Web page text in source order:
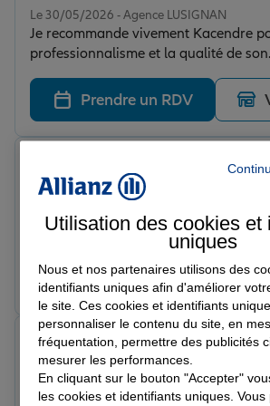
Le 30/05/2026 - Agence LUSIGNAN
Je recommande vivement Kacendre
professionnalisme et la qualité de son
accompagnement. Elle a su répondre
questions avec clarté et m’a conseillé
efficace en fonction de mes besoins.
réactivité et sa bonne humeur sont
recommande sans hésitation !
Prendre un RDV
Note de 5 sur 5
Le 29/05/2026 - Agence LUSIGNAN
Manon DABIN est la meilleure
J’ai hâte de la voir à l’agence de Rouillé ! Bravo
travail très professionnel.
Prendre un RDV
Le 29/05/2026 - Agence LUSIGNAN
Kacendre est une conseillère
Sarah g.
Utilisation des cookies et
uniques
Nous et nos partenaires utilisons des
identifiants uniques afin d'améliorer
le site. Ces cookies et identifiants
personnaliser le contenu du site, en
fréquentation, permettre des publicités
mesurer les performances.
En cliquant sur le bouton "Accepter"
les cookies et identifiants uniques. Vous